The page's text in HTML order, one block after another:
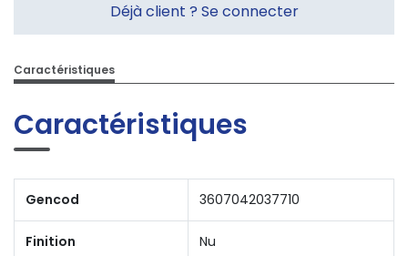
Déjà client ? Se connecter
Caractéristiques
Caractéristiques
Gencod 3607042037710
Finition Nu